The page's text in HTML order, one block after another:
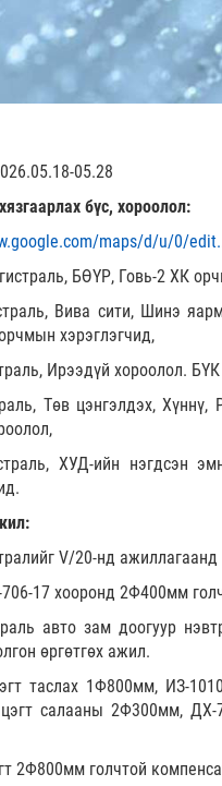
05.28
бүс, хороолол:
maps/d/u/0/
БӨҮР, Говь-2 ХК
Вива сити, Шинэ
хэрэглэгчид,
Ирээдүй хороолол.
Төв цэнгэлдэх,
ХУД-ийн нэгдсэн
V/20-нд ажиллагаанд
17 хооронд 2Ф400мм
авто зам доогуур
өргөтгөх ажил.
таслах 1Ф800мм, ИЗ-
салааны 2Ф300мм, ДХ-
2Ф800мм голчтой